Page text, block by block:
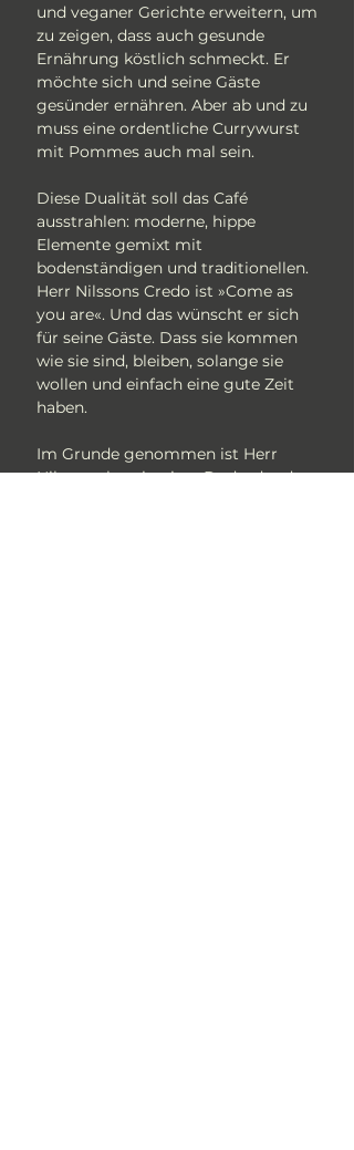
und veganer Gerichte erweitern, um
zu zeigen, dass auch gesunde
Ernährung köstlich schmeckt. Er
möchte sich und seine Gäste
gesünder ernähren. Aber ab und zu
muss eine ordentliche Currywurst
mit Pommes auch mal sein.
Diese Dualität soll das Café
ausstrahlen: moderne, hippe
Elemente gemixt mit
bodenständigen und traditionellen.
Herr Nilssons Credo ist »Come as
you are«. Und das wünscht er sich
für seine Gäste. Dass sie kommen
wie sie sind, bleiben, solange sie
wollen und einfach eine gute Zeit
haben.
Im Grunde genommen ist Herr
Nilsson also ein nicer Dude, der das